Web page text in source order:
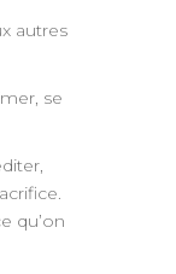
autres
se
qu’on